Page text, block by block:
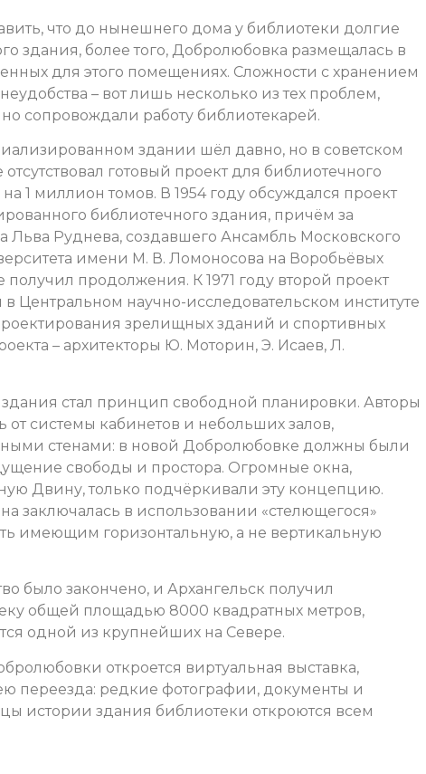
что до нынешнего дома у библиотеки долгие
здания, более того, Добролюбовка размещалась в
для этого помещениях. Сложности с хранением
– вот лишь несколько из тех проблем,
сопровождали работу библиотекарей.
здании шёл давно, но в советском
готовый проект для библиотечного
1 миллион томов. В 1954 году обсуждался проект
библиотечного здания, причём за
Льва Руднева, создавшего Ансамбль Московского
имени М. В. Ломоносова на Воробьёвых
получил продолжения. К 1971 году второй проект
Центральном научно-исследовательском институте
зрелищных зданий и спортивных
– архитекторы Ю. Моторин, Э. Исаев, Л.
здания стал принцип свободной планировки. Авторы
от системы кабинетов и небольших залов,
стенами: в новой Добролюбовке должны были
свободы и простора. Огромные окна,
Двину, только подчёркивали эту концепцию.
заключалась в использовании «стелющегося»
имеющим горизонтальную, а не вертикальную
было закончено, и Архангельск получил
общей площадью 8000 квадратных метров,
одной из крупнейших на Севере.
откроется виртуальная выставка,
переезда: редкие фотографии, документы и
истории здания библиотеки откроются всем